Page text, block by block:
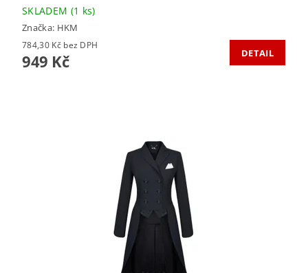
SKLADEM (1 ks)
Značka: HKM
784,30 Kč bez DPH
949 Kč DETAIL